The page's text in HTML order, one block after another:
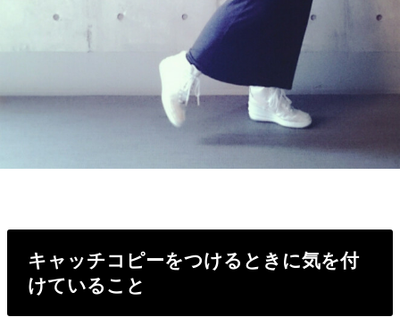
キャッチコピーをつけるときに気を付
けていること